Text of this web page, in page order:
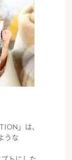
」は、
うな